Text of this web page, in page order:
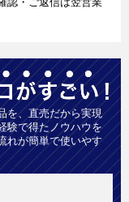
を、直売だから実現
験で得たノウハウを
れが簡単で使いやす